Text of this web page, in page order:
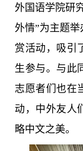
外国语学院研
外情”为主题
赏活动，吸引
生参与。与此
志愿者们也在
动，中外友人
略中文之美。